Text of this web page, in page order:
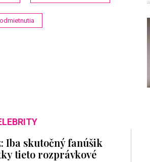
Iba skutočný fanúšik
tieto rozprávkové